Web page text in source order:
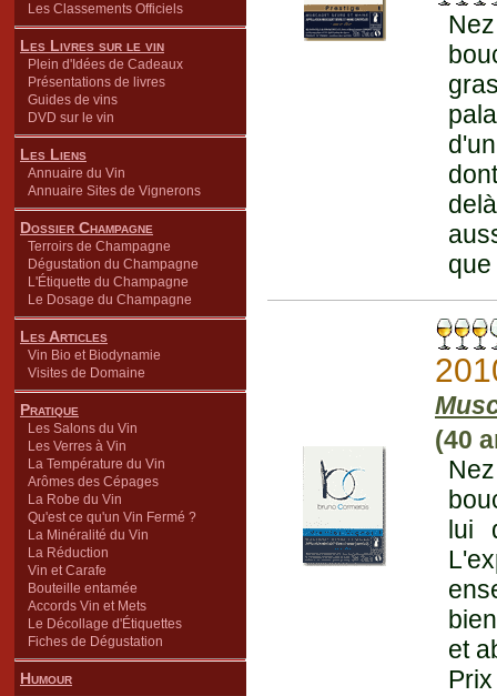
Les Classements Officiels
Les Livres sur le vin
Plein d'Idées de Cadeaux
Présentations de livres
Guides de vins
DVD sur le vin
Les Liens
Annuaire du Vin
Annuaire Sites de Vignerons
Dossier Champagne
Terroirs de Champagne
Dégustation du Champagne
L'Étiquette du Champagne
Le Dosage du Champagne
Les Articles
Vin Bio et Biodynamie
Visites de Domaine
Pratique
Les Salons du Vin
Les Verres à Vin
La Température du Vin
Arômes des Cépages
La Robe du Vin
Qu'est ce qu'un Vin Fermé ?
La Minéralité du Vin
La Réduction
Vin et Carafe
Bouteille entamée
Accords Vin et Mets
Le Décollage d'Étiquettes
Fiches de Dégustation
Humour
(40
lui
et